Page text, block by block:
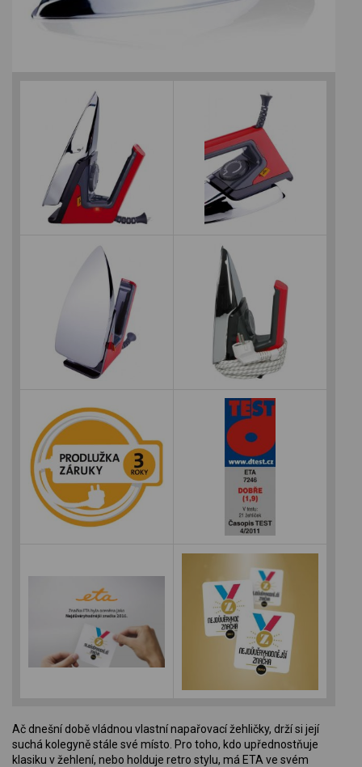
Ač dnešní době vládnou vlastní napařovací žehličky, drží si její
suchá kolegyně stále své místo. Pro toho, kdo upřednostňuje
klasiku v žehlení, nebo holduje retro stylu, má ETA ve svém